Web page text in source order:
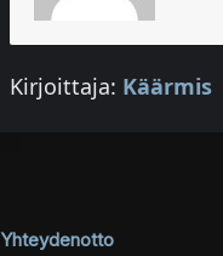
Kirjoittaja: Käärmis
Yhteydenotto